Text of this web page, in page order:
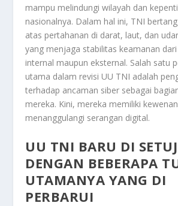
mampu melindungi wilayah dan
nasionalnya. Dalam hal ini, TNI
atas pertahanan di darat, laut, dan
yang menjaga stabilitas keamanan
internal maupun eksternal. Salah satu
utama dalam revisi UU TNI adalah
terhadap ancaman siber sebagai
mereka. Kini, mereka memiliki
menanggulangi serangan digital.
UU TNI BARU DI
DENGAN BEBERAPA
UTAMANYA YANG DI
PERBARUI